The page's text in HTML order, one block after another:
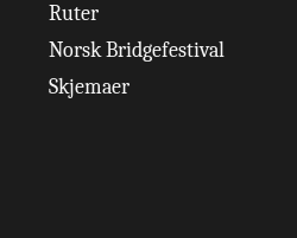
Ruter
Norsk Bridgefestival
Skjemaer